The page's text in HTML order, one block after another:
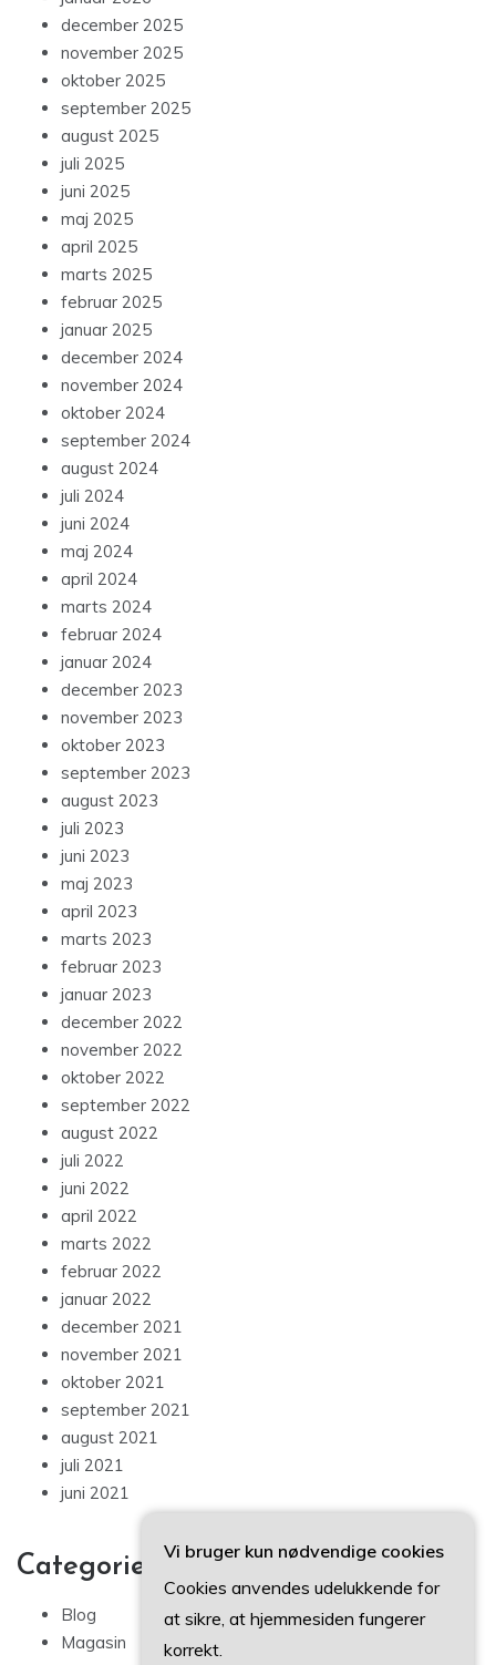
december 2025
november 2025
oktober 2025
september 2025
august 2025
juli 2025
juni 2025
maj 2025
april 2025
marts 2025
februar 2025
januar 2025
december 2024
november 2024
oktober 2024
september 2024
august 2024
juli 2024
juni 2024
maj 2024
april 2024
marts 2024
februar 2024
januar 2024
december 2023
november 2023
oktober 2023
september 2023
august 2023
juli 2023
juni 2023
maj 2023
april 2023
marts 2023
februar 2023
januar 2023
december 2022
november 2022
oktober 2022
september 2022
august 2022
juli 2022
juni 2022
april 2022
marts 2022
februar 2022
januar 2022
december 2021
november 2021
oktober 2021
september 2021
august 2021
juli 2021
juni 2021
Categories
Blog
Magasin
Vi bruger kun nødvendige cookies
Cookies anvendes udelukkende for
at sikre, at hjemmesiden fungerer
korrekt.